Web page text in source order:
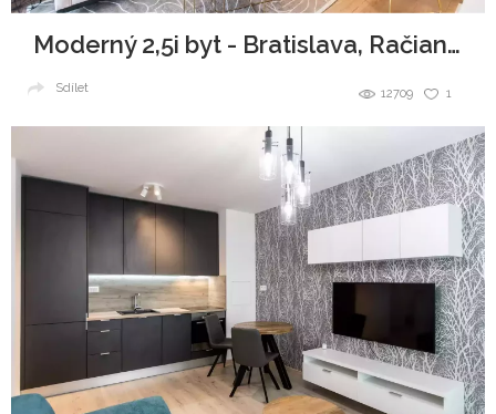
Moderný 2,5i byt - Bratislava, Račianska
1
12709
Sdílet